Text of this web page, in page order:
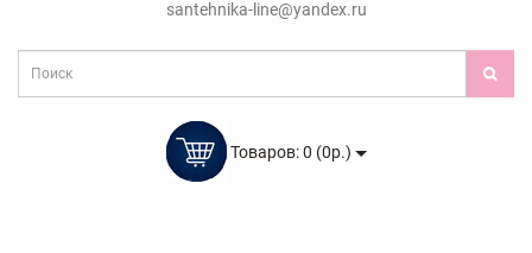
santehnika-line@yandex.ru
Товаров: 0 (0р.)